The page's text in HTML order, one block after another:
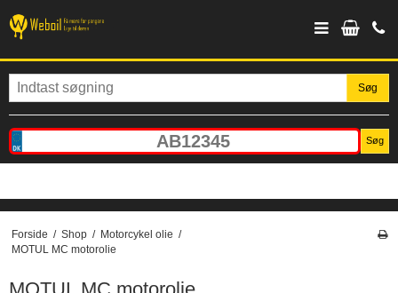
Søg
Søg
Forside / Shop / Motorcykel olie /
MOTUL MC motorolie